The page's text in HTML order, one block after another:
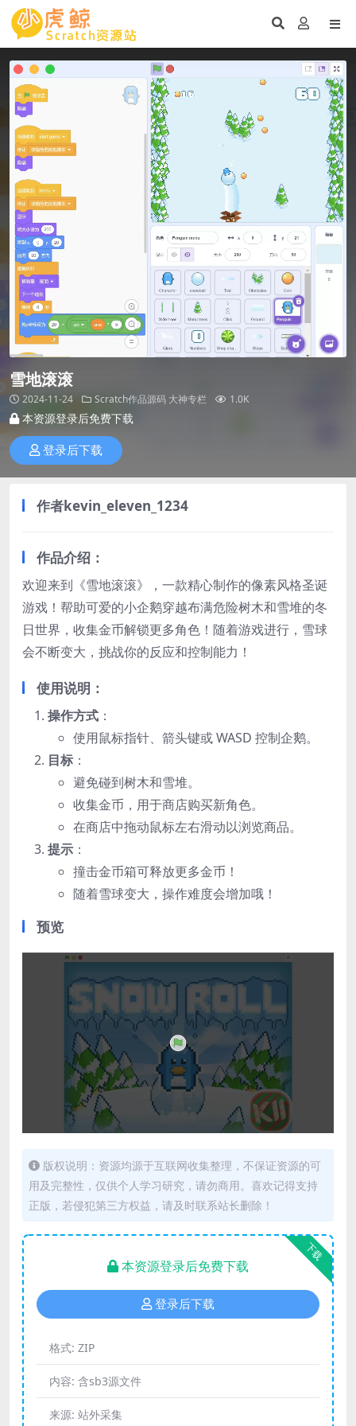
雪地滚滚
2024-11-24 Scratch作品源码 大神专栏 1.0K
本资源登录后免费下载
登录后下载
作者kevin_eleven_1234
作品介绍：
欢迎来到《雪地滚滚》，一款精心制作的像素风格圣诞
游戏！帮助可爱的小企鹅穿越布满危险树木和雪堆的冬
日世界，收集金币解锁更多角色！随着游戏进行，雪球
会不断变大，挑战你的反应和控制能力！
使用说明：
操作方式 ：
使用鼠标指针、箭头键或 WASD 控制企鹅。
目标 ：
避免碰到树木和雪堆。
收集金币，用于商店购买新角色。
在商店中拖动鼠标左右滑动以浏览商品。
提示 ：
撞击金币箱可释放更多金币！
随着雪球变大，操作难度会增加哦！
预览
版权说明：资源均源于互联网收集整理，不保证资源的可
用及完整性，仅供个人学习研究，请勿商用。喜欢记得支持
正版，若侵犯第三方权益，请及时联系站长删除！
下载
本资源登录后免费下载
登录后下载
格式: ZIP
内容: 含sb3源文件
来源: 站外采集